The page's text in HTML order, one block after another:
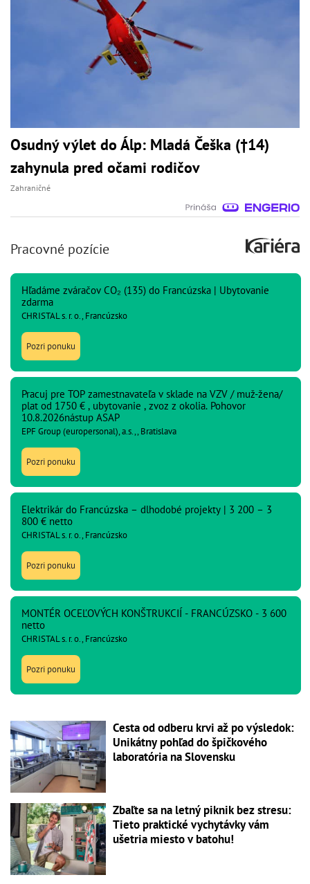
Osudný výlet do Álp: Mladá Češka (†14)
zahynula pred očami rodičov
Zahraničné
Pracovné pozície
Hľadáme zváračov CO₂ (135) do Francúzska | Ubytovanie
zdarma
CHRISTAL s. r. o., Francúzsko
Pozri ponuku
Pracuj pre TOP zamestnavateľa v sklade na VZV / muž-žena/
plat od 1750 € , ubytovanie , zvoz z okolia. Pohovor
10.8.2026nástup ASAP
EPF Group (europersonal), a.s.,, Bratislava
Pozri ponuku
Elektrikár do Francúzska – dlhodobé projekty | 3 200 – 3
800 € netto
CHRISTAL s. r. o., Francúzsko
Pozri ponuku
MONTÉR OCEĽOVÝCH KONŠTRUKCIÍ - FRANCÚZSKO - 3 600
netto
CHRISTAL s. r. o., Francúzsko
Pozri ponuku
Cesta od odberu krvi až po výsledok:
Unikátny pohľad do špičkového
laboratória na Slovensku
Zbaľte sa na letný piknik bez stresu:
Tieto praktické vychytávky vám
ušetria miesto v batohu!